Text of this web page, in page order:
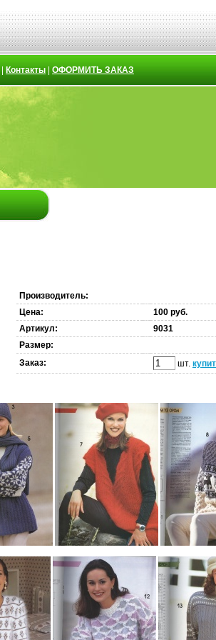
Контакты ОФОРМИТЬ ЗАКАЗ
Производитель:
Цена:
100 руб.
Артикул:
9031
Размер:
Заказ:
шт.